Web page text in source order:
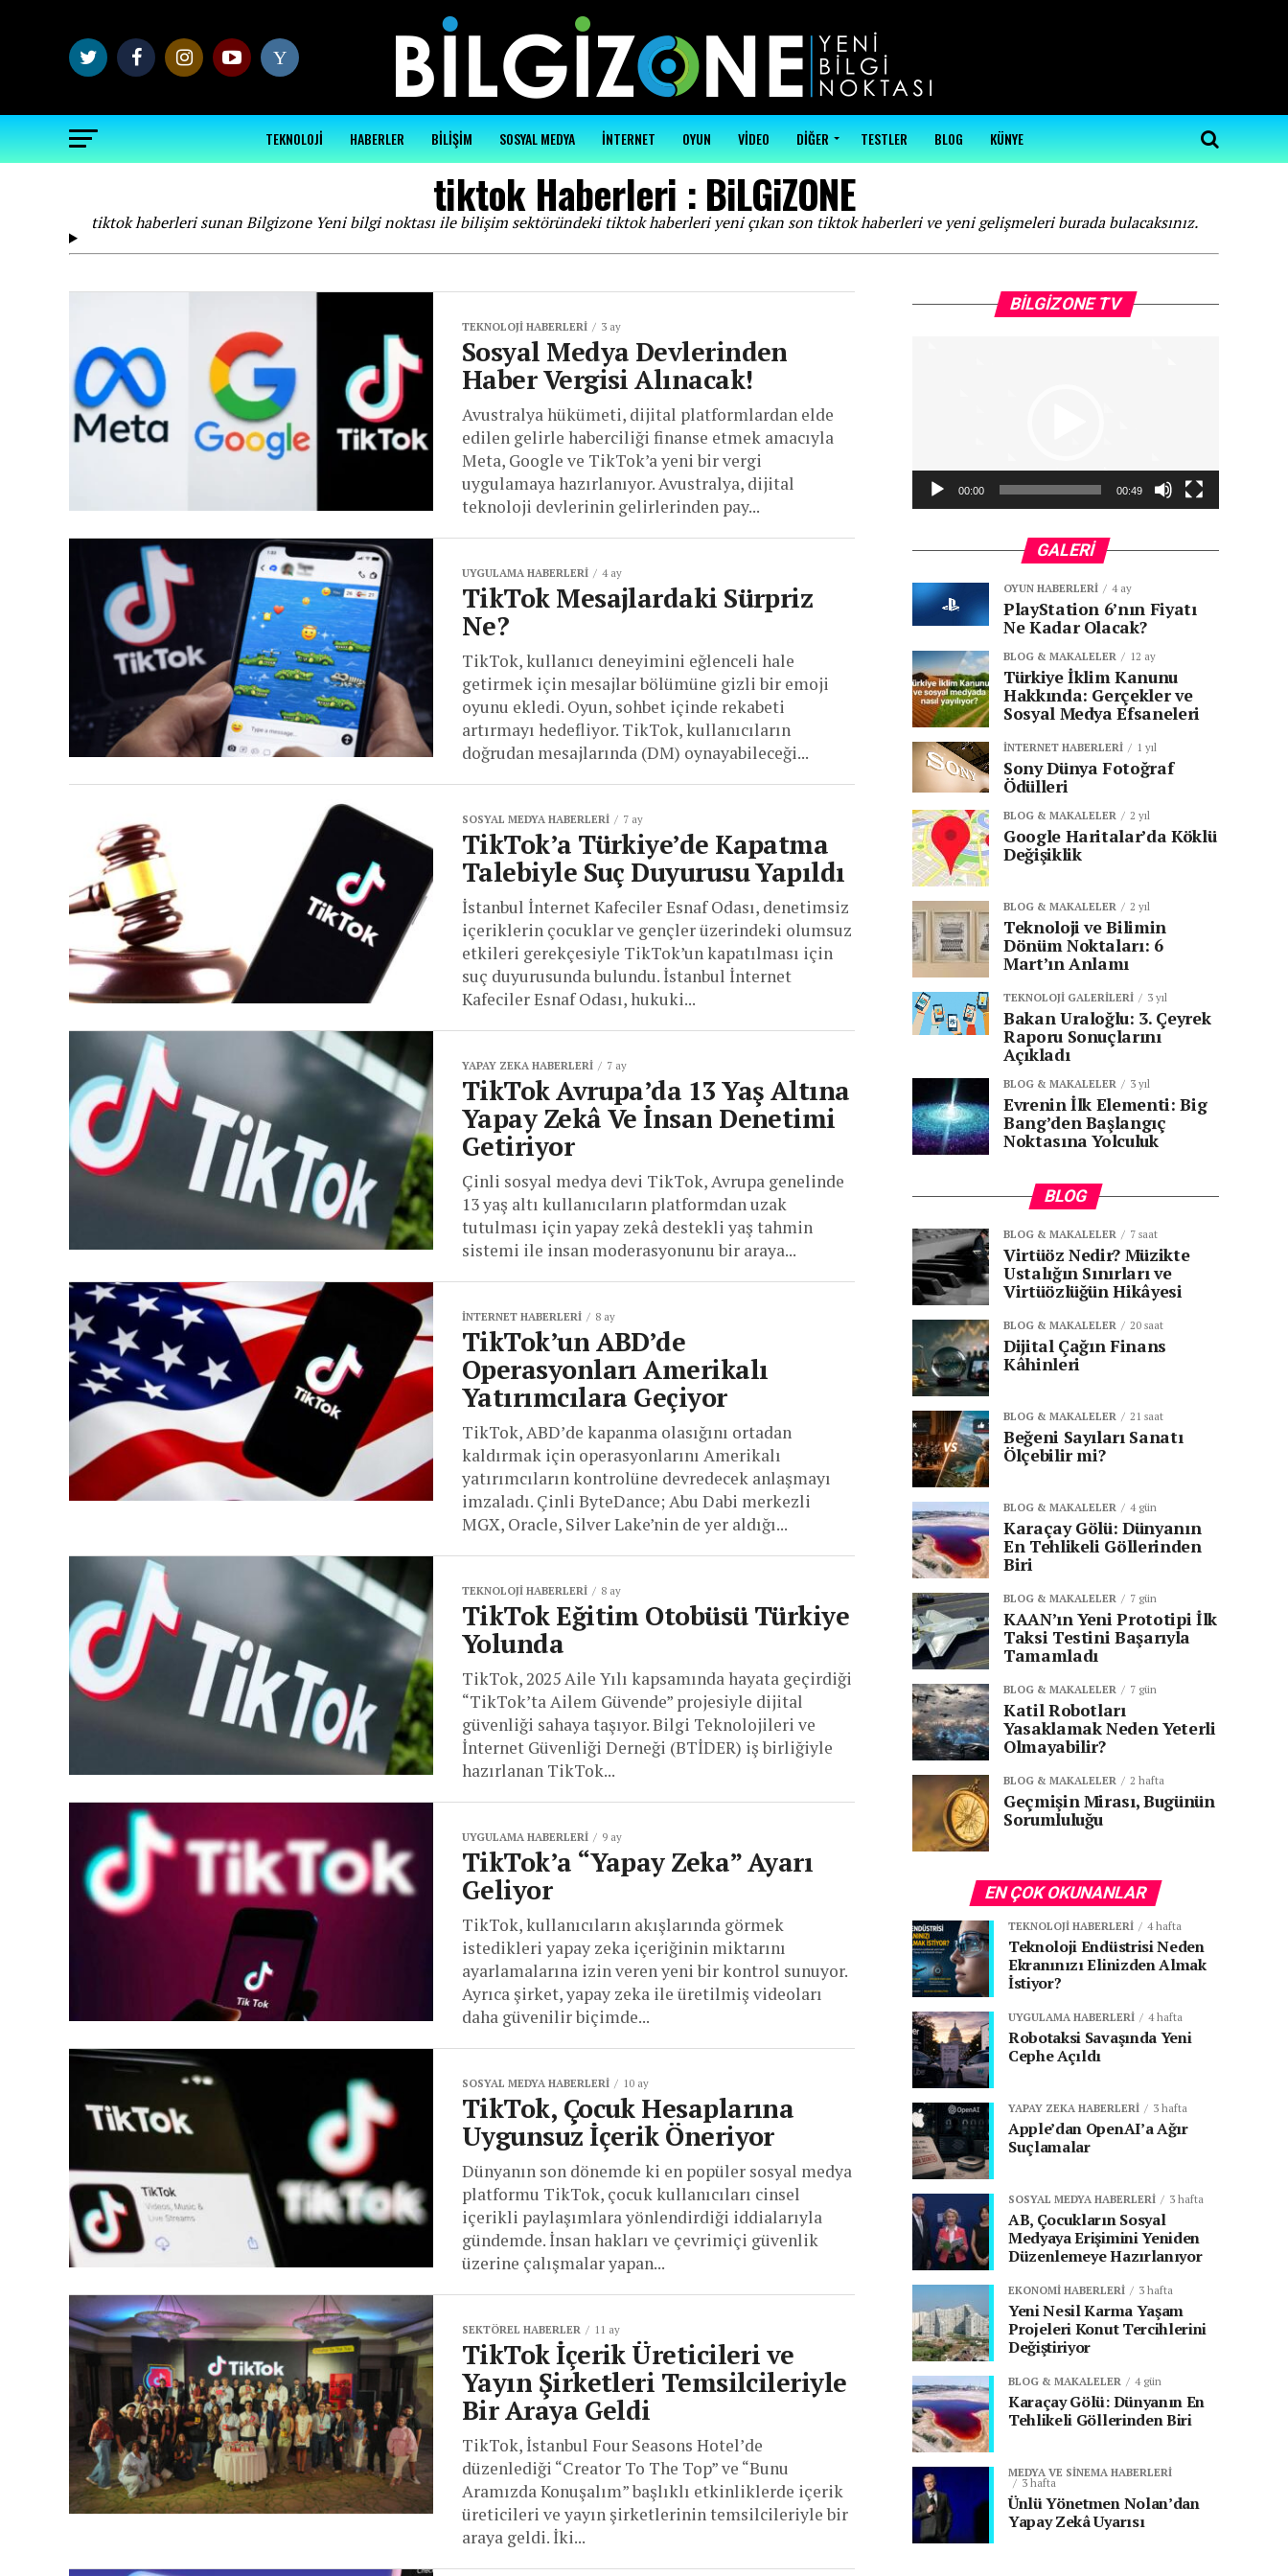
Y
TEKNOLOJİ HABERLER BİLİŞİM SOSYAL MEDYA İNTERNET OYUN VİDEO DİĞER TESTLER BLOG KÜNYE
tiktok Haberleri : BiLGiZONE
tiktok haberleri sunan Bilgizone Yeni bilgi noktası ile bilişim sektöründeki tiktok haberleri yeni çıkan son tiktok haberleri ve yeni gelişmeleri burada bulacaksınız.
TEKNOLOJI HABERLERI 3 ay
Sosyal Medya Devlerinden
Haber Vergisi Alınacak!
Avustralya hükümeti, dijital platformlardan elde
edilen gelirle haberciliği finanse etmek amacıyla
Meta, Google ve TikTok’a yeni bir vergi
uygulamaya hazırlanıyor. Avustralya, dijital
teknoloji devlerinin gelirlerinden pay...
UYGULAMA HABERLERI 4 ay
TikTok Mesajlardaki Sürpriz
Ne?
TikTok, kullanıcı deneyimini eğlenceli hale
getirmek için mesajlar bölümüne gizli bir emoji
oyunu ekledi. Oyun, sohbet içinde rekabeti
artırmayı hedefliyor. TikTok, kullanıcıların
doğrudan mesajlarında (DM) oynayabileceği...
SOSYAL MEDYA HABERLERI 7 ay
TikTok’a Türkiye’de Kapatma
Talebiyle Suç Duyurusu Yapıldı
İstanbul İnternet Kafeciler Esnaf Odası, denetimsiz
içeriklerin çocuklar ve gençler üzerindeki olumsuz
etkileri gerekçesiyle TikTok’un kapatılması için
suç duyurusunda bulundu. İstanbul İnternet
Kafeciler Esnaf Odası, hukuki...
YAPAY ZEKA HABERLERI 7 ay
TikTok Avrupa’da 13 Yaş Altına
Yapay Zekâ Ve İnsan Denetimi
Getiriyor
Çinli sosyal medya devi TikTok, Avrupa genelinde
13 yaş altı kullanıcıların platformdan uzak
tutulması için yapay zekâ destekli yaş tahmin
sistemi ile insan moderasyonunu bir araya...
İNTERNET HABERLERI 8 ay
TikTok’un ABD’de
Operasyonları Amerikalı
Yatırımcılara Geçiyor
TikTok, ABD’de kapanma olasığını ortadan
kaldırmak için operasyonlarını Amerikalı
yatırımcıların kontrolüne devredecek anlaşmayı
imzaladı. Çinli ByteDance; Abu Dabi merkezli
MGX, Oracle, Silver Lake’nin de yer aldığı...
TEKNOLOJI HABERLERI 8 ay
TikTok Eğitim Otobüsü Türkiye
Yolunda
TikTok, 2025 Aile Yılı kapsamında hayata geçirdiği
“TikTok’ta Ailem Güvende” projesiyle dijital
güvenliği sahaya taşıyor. Bilgi Teknolojileri ve
İnternet Güvenliği Derneği (BTİDER) iş birliğiyle
hazırlanan TikTok...
UYGULAMA HABERLERI 9 ay
TikTok’a “Yapay Zeka” Ayarı
Geliyor
TikTok, kullanıcıların akışlarında görmek
istedikleri yapay zeka içeriğinin miktarını
ayarlamalarına izin veren yeni bir kontrol sunuyor.
Ayrıca şirket, yapay zeka ile üretilmiş videoları
daha güvenilir biçimde...
SOSYAL MEDYA HABERLERI 10 ay
TikTok, Çocuk Hesaplarına
Uygunsuz İçerik Öneriyor
Dünyanın son dönemde ki en popüler sosyal medya
platformu TikTok, çocuk kullanıcıları cinsel
içerikli paylaşımlara yönlendirdiği iddialarıyla
gündemde. İnsan hakları ve çevrimiçi güvenlik
üzerine çalışmalar yapan...
SEKTÖREL HABERLER 11 ay
TikTok İçerik Üreticileri ve
Yayın Şirketleri Temsilcileriyle
Bir Araya Geldi
TikTok, İstanbul Four Seasons Hotel’de
düzenlediği “Creator To The Top” ve “Bunu
Aramızda Konuşalım” başlıklı etkinliklerde içerik
üreticileri ve yayın şirketlerinin temsilcileriyle bir
araya geldi. İki...
BILGIZONE TV oynatıcı
00:00 00:49
GALERI
OYUN HABERLERI 4 ay
PlayStation 6’nın Fiyatı
Ne Kadar Olacak?
BLOG & MAKALELER 12 ay
Türkiye İklim Kanunu
Hakkında: Gerçekler ve
Sosyal Medya Efsaneleri
İNTERNET HABERLERI 1 yıl
Sony Dünya Fotoğraf
Ödülleri
BLOG & MAKALELER 2 yıl
Google Haritalar’da Köklü
Değişiklik
BLOG & MAKALELER 2 yıl
Teknoloji ve Bilimin
Dönüm Noktaları: 6
Mart’ın Anlamı
TEKNOLOJI GALERILERI 3 yıl
Bakan Uraloğlu: 3. Çeyrek
Raporu Sonuçlarını
Açıkladı
BLOG & MAKALELER 3 yıl
Evrenin İlk Elementi: Big
Bang’den Başlangıç
Noktasına Yolculuk
BLOG
BLOG & MAKALELER 7 saat
Virtüöz Nedir? Müzikte
Ustalığın Sınırları ve
Virtüözlüğün Hikâyesi
BLOG & MAKALELER 20 saat
Dijital Çağın Finans
Kâhinleri
BLOG & MAKALELER 21 saat
Beğeni Sayıları Sanatı
Ölçebilir mi?
BLOG & MAKALELER 4 gün
Karaçay Gölü: Dünyanın
En Tehlikeli Göllerinden
Biri
BLOG & MAKALELER 7 gün
KAAN’ın Yeni Prototipi İlk
Taksi Testini Başarıyla
Tamamladı
BLOG & MAKALELER 7 gün
Katil Robotları
Yasaklamak Neden Yeterli
Olmayabilir?
BLOG & MAKALELER 2 hafta
Geçmişin Mirası, Bugünün
Sorumluluğu
EN ÇOK OKUNANLAR
TEKNOLOJI HABERLERI 4 hafta
Teknoloji Endüstrisi Neden
Ekranınızı Elinizden Almak
İstiyor?
UYGULAMA HABERLERI 4 hafta
Robotaksi Savaşında Yeni
Cephe Açıldı
YAPAY ZEKA HABERLERI 3 hafta
Apple’dan OpenAI’a Ağır
Suçlamalar
SOSYAL MEDYA HABERLERI 3 hafta
AB, Çocukların Sosyal
Medyaya Erişimini Yeniden
Düzenlemeye Hazırlanıyor
EKONOMI HABERLERI 3 hafta
Yeni Nesil Karma Yaşam
Projeleri Konut Tercihlerini
Değiştiriyor
BLOG & MAKALELER 4 gün
Karaçay Gölü: Dünyanın En
Tehlikeli Göllerinden Biri
MEDYA VE SINEMA HABERLERI
3 hafta
Ünlü Yönetmen Nolan’dan
Yapay Zekâ Uyarısı